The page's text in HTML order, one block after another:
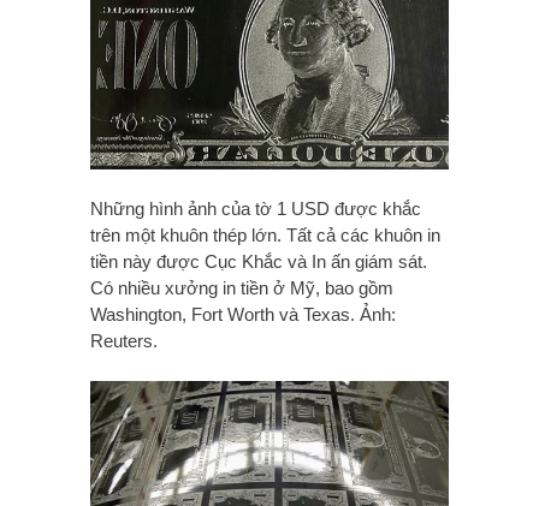
Những hình ảnh của tờ 1 USD được khắc
trên một khuôn thép lớn. Tất cả các khuôn in
tiền này được Cục Khắc và In ấn giám sát.
Có nhiều xưởng in tiền ở Mỹ, bao gồm
Washington, Fort Worth và Texas. Ảnh:
Reuters.